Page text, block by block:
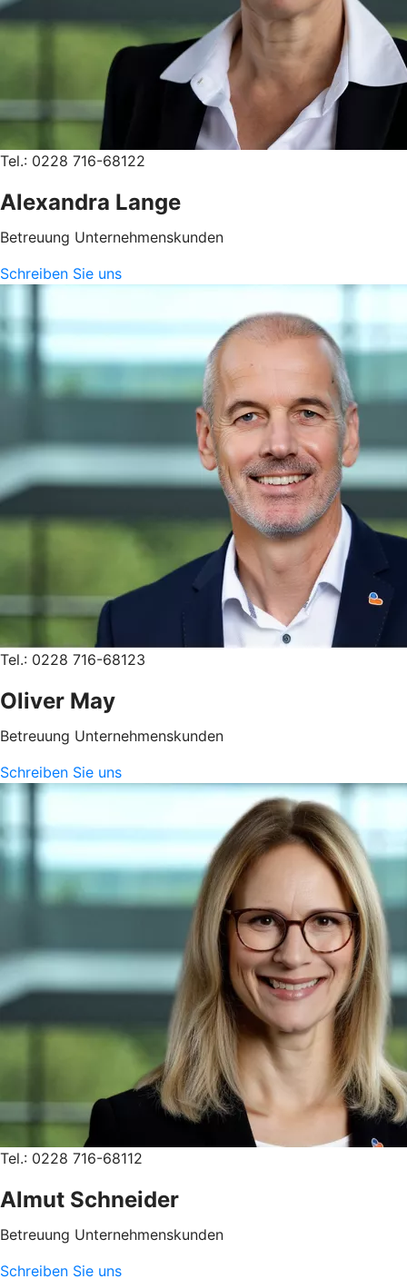
Tel.: 0228 716-68122
Alexandra Lange
Betreuung Unternehmenskunden
Schreiben Sie uns
Tel.: 0228 716-68123
Oliver May
Betreuung Unternehmenskunden
Schreiben Sie uns
Tel.: 0228 716-68112
Almut Schneider
Betreuung Unternehmenskunden
Schreiben Sie uns